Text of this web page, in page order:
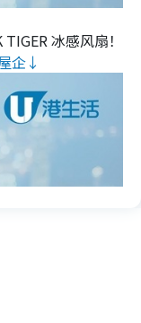
冰感风扇！
企↓